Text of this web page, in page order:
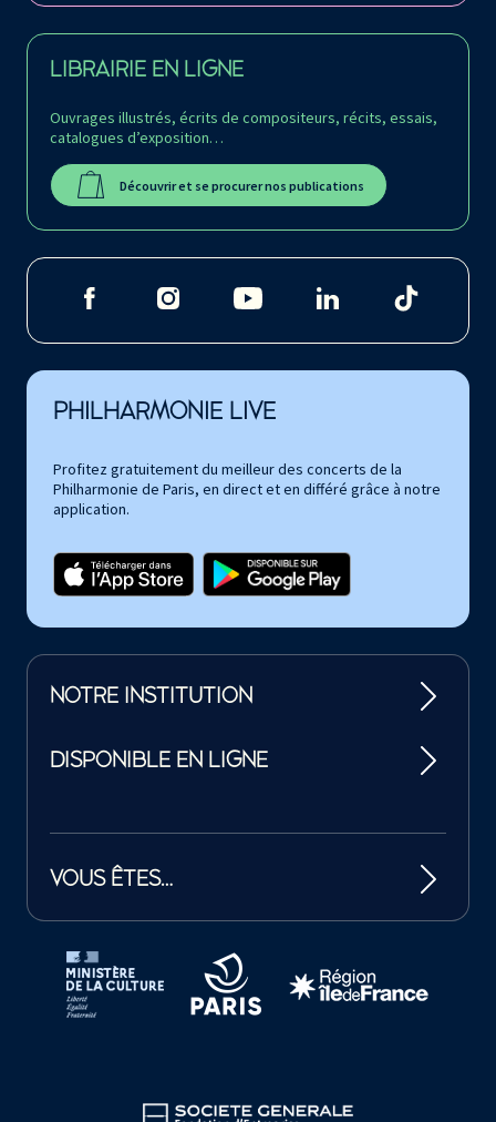
LIBRAIRIE EN LIGNE
Ouvrages illustrés, écrits de compositeurs, récits, essais,
catalogues d’exposition…
Découvrir et se procurer nos publications
PHILHARMONIE LIVE
Profitez gratuitement du meilleur des concerts de la
Philharmonie de Paris, en direct et en différé grâce à notre
application.
NOTRE INSTITUTION
DISPONIBLE EN LIGNE
VOUS ÊTES…
Tutelles et mécènes de la Philharmonie de Paris